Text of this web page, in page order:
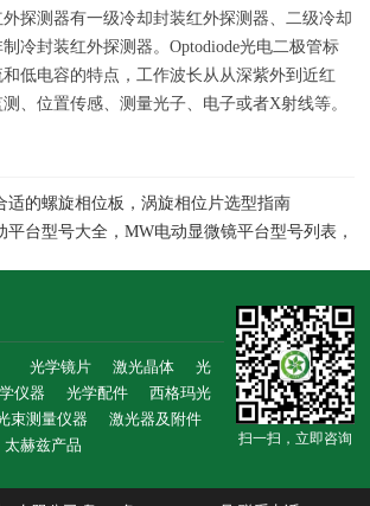
探测器有一级冷却封装红外探测器、二级冷却
冷封装红外探测器。Optodiode光电二极管标
低电容的特点，工作波长从从深紫外到近红
、位置传感、测量光子、电子或者X射线等。
适的螺旋相位板，涡旋相位片选型指南
平台型号大全，MW电动显微镜平台型号列表，
光学镜片 激光晶体
光
仪器 光学配件
西格玛光
束测量仪器
激光器及附件
太赫兹产品 扫一扫，立即咨询